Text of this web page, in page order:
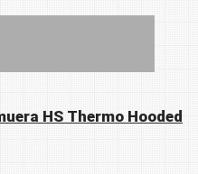
HS Thermo Hooded